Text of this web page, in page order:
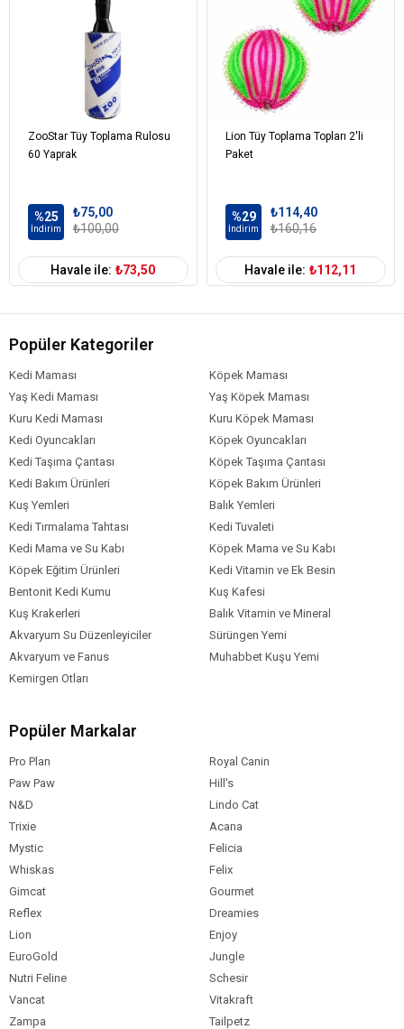
ZooStar Tüy Toplama Rulosu
60 Yaprak
%25
İndirim
₺75,00
₺100,00
Havale ile: ₺73,50
Lion Tüy Toplama Topları 2'li
Paket
%29
İndirim
₺114,40
₺160,16
Havale ile: ₺112,11
Popüler Kategoriler
Kedi Maması
Köpek Maması
Yaş Kedi Maması
Yaş Köpek Maması
Kuru Kedi Maması
Kuru Köpek Maması
Kedi Oyuncakları
Köpek Oyuncakları
Kedi Taşıma Çantası
Köpek Taşıma Çantası
Kedi Bakım Ürünleri
Köpek Bakım Ürünleri
Kuş Yemleri
Balık Yemleri
Kedi Tırmalama Tahtası
Kedi Tuvaleti
Kedi Mama ve Su Kabı
Köpek Mama ve Su Kabı
Köpek Eğitim Ürünleri
Kedi Vitamin ve Ek Besin
Bentonit Kedi Kumu
Kuş Kafesi
Kuş Krakerleri
Balık Vitamin ve Mineral
Akvaryum Su Düzenleyiciler
Sürüngen Yemi
Akvaryum ve Fanus
Muhabbet Kuşu Yemi
Kemirgen Otları
Popüler Markalar
Pro Plan
Royal Canin
Paw Paw
Hill's
N&D
Lindo Cat
Trixie
Acana
Mystic
Felicia
Whiskas
Felix
Gimcat
Gourmet
Reflex
Dreamies
Lion
Enjoy
EuroGold
Jungle
Nutri Feline
Schesir
Vancat
Vitakraft
Zampa
Tailpetz